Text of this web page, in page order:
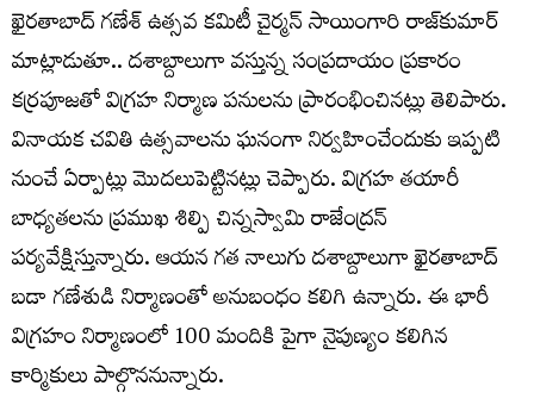
ఖైరతాబాద్ గణేశ్ ఉత్సవ కమిటీ చైర్మన్ సాయింగారి రాజ్‌కుమార్
మాట్లాడుతూ.. దశాబ్దాలుగా వస్తున్న సంప్రదాయం ప్రకారం
కర్రపూజతో విగ్రహ నిర్మాణ పనులను ప్రారంభించినట్లు తెలిపారు.
వినాయక చవితి ఉత్సవాలను ఘనంగా నిర్వహించేందుకు ఇప్పటి
నుంచే ఏర్పాట్లు మొదలుపెట్టినట్లు చెప్పారు. విగ్రహ తయారీ
బాధ్యతలను ప్రముఖ శిల్పి చిన్నస్వామి రాజేంద్రన్
పర్యవేక్షిస్తున్నారు. ఆయన గత నాలుగు దశాబ్దాలుగా ఖైరతాబాద్
బడా గణేశుడి నిర్మాణంతో అనుబంధం కలిగి ఉన్నారు. ఈ భారీ
విగ్రహం నిర్మాణంలో 100 మందికి పైగా నైపుణ్యం కలిగిన
కార్మికులు పాల్గొననున్నారు.